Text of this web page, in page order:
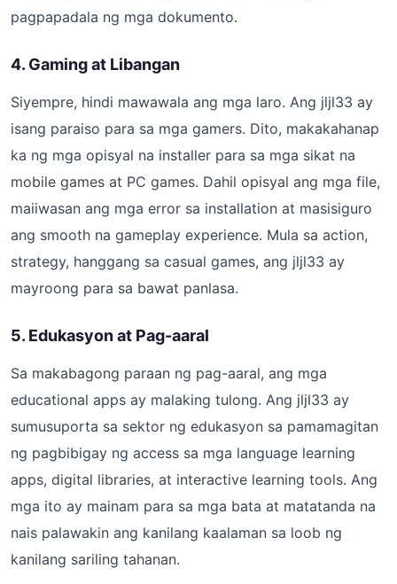
pagpapadala ng mga dokumento.
4. Gaming at Libangan
Siyempre, hindi mawawala ang mga laro. Ang jljl33 ay
isang paraiso para sa mga gamers. Dito, makakahanap
ka ng mga opisyal na installer para sa mga sikat na
mobile games at PC games. Dahil opisyal ang mga file,
maiiwasan ang mga error sa installation at masisiguro
ang smooth na gameplay experience. Mula sa action,
strategy, hanggang sa casual games, ang jljl33 ay
mayroong para sa bawat panlasa.
5. Edukasyon at Pag-aaral
Sa makabagong paraan ng pag-aaral, ang mga
educational apps ay malaking tulong. Ang jljl33 ay
sumusuporta sa sektor ng edukasyon sa pamamagitan
ng pagbibigay ng access sa mga language learning
apps, digital libraries, at interactive learning tools. Ang
mga ito ay mainam para sa mga bata at matatanda na
nais palawakin ang kanilang kaalaman sa loob ng
kanilang sariling tahanan.